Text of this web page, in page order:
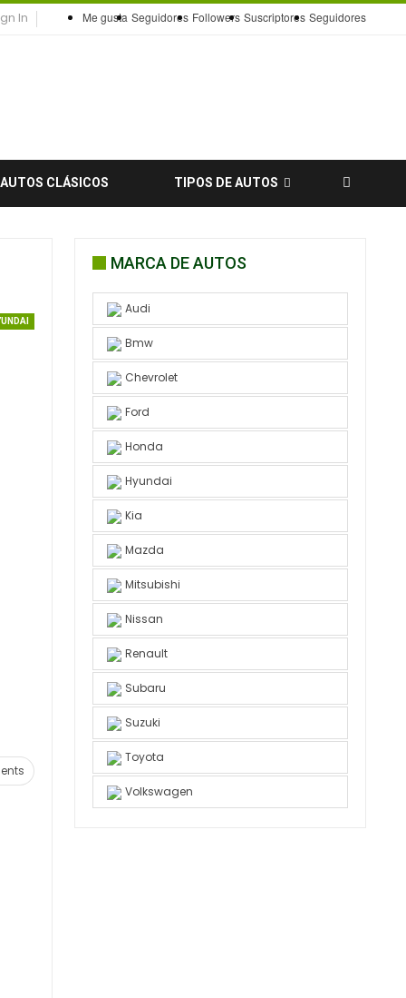
Me gusta Seguidores Followers Suscriptores Seguidores
In
AUTOS CLÁSICOS TIPOS DE AUTOS
MARCA DE AUTOS
Audi
Bmw
Chevrolet
Ford
Honda
Hyundai
Kia
Mazda
Mitsubishi
Nissan
Renault
Subaru
Suzuki
Toyota
Volkswagen